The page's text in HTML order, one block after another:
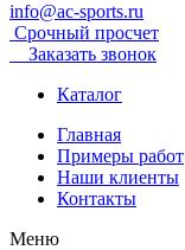
info@ac-sports.ru
Срочный просчет
Заказать звонок
Каталог
Главная
Примеры работ
Наши клиенты
Контакты
Меню